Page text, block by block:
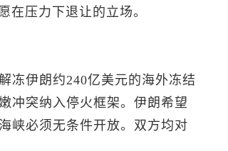
在压力下退让的立场。
冻伊朗约240亿美元的海外冻结
冲突纳入停火框架。伊朗希望
峡必须无条件开放。双方均对